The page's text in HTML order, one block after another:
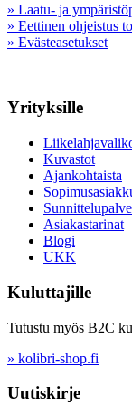
» Laatu- ja
» Eettinen ohjeistus
» Evästeasetukset
Yrityksille
Kuvastot
Ajankohtaista
Asiakastarinat
Blogi
UKK
Kuluttajille
Tutustu myös B2C
» kolibri-shop.fi
Uutiskirje